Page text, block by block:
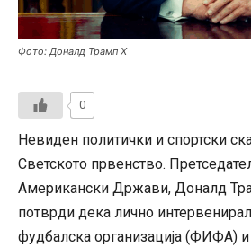
Фото: Доналд Трамп Х
0
Невиден политички и спортски
Светското првенство.
Американски Држави, Доналд
потврди дека лично
фудбалска организација (ФИФА)